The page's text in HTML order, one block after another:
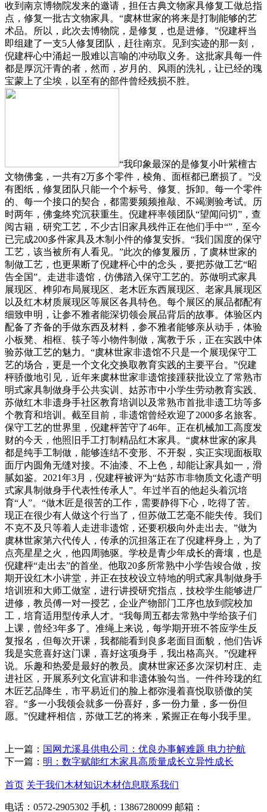
收到南京博物院发来的邀请，担任古典文物家具修复工做总指
点，修复一批古文物家具。“虞林世家的将来是打制能够的艺
术品。所以，此次去博物院，是修复，也是进修。”倪建枰当
即组建了一支5人修复团队，赶往南京。见到实迹的那一刻，
倪建枰心中涌起一股难以言喻的冲动取义务。这批家具每一件
都是厚沉汗青的者，然而，岁月的、风雨的洗礼，让已经的瑰
宝蒙上了尘埃，以至有的部件曾经残损不胜。
“我印象最深的是修复小叶紫檀古
文物佛龛，一共有2万多个零件，棱角、面框都已磨损了。”没
有图纸，修复团队只能一个个标号、修复、拆卸。每一个零件
的、每一个接口的契合，都需要频频推敲、不竭测验考试。历
时两年，佛龛终究沉获重生。倪建枰率领团队“望闻问切”，查
阅古籍，研究工艺，不少古旧家具残件正在他们手中“”，至今
已完成200多件家具及木制小件的修复安拆。“我们国度的保守
工艺，该当被所有人看见。”此次的修复履历，了虞林世家的
制做工艺，也更果断了倪建枰心中的念头，要把苏做工艺“昭
告全国”。走进非遗馆，仿佛踏入保守工艺的。苏做明式家具
展现区、榫卯布局展现区、老木匠东西展现区、老家具展现区
以及红木材质展现区等展区各具特色。每个展区的展品都配有
细致申明，让参不雅者能深切领会展品背后的故事。体验区内
配备了齐备的手做东西及材料，参不雅者能够亲从动手，体验
小板凳、相框、筷子等小物件制做，寓教于乐，正在实践中体
验苏做工艺的魅力。“虞林世家非遗馆不只是一个展现保守工
艺的场合，更是一个文化交换取教育实践的主要平台。”倪建
枰骄傲地引见，近年来虞林世家非遗馆接踵获批设立了常熟市
明式家具制做身手公共实训、姑苏市中小学生劳动教育实践、
苏做红木非遗身手社区教育培训以及常熟市首批非遗工坊等多
个教育和培训。截至目前，非遗馆曾经欢迎了2000多名旅客。
保守工艺的世界里，倪建枰苦守了46年。正在机械加工高度发
财的今天，他照旧手工打制精品红木家具。“虞林世家的家具
都是纯手工制做，能够连结不变形、不开裂，实正实现面板取
面厅内圆角无缝对接。不油漆、不上色，却能让家具如一，滑
腻如鉴。2021年3月，倪建枰被评为“姑苏市非物质文化遗产明
式家具制做身手代表性传承人”。年过半百的他起头着沉培
育“人”。“做木匠是很苦的工作，需要静得下心，吃得了苦。
现正在很少有人做这个行当了，但苏做工艺毫不能失传。我们
不克不及只等着人走进非遗馆，还要积极向外走出去。”做为
虞林世家第六代传人，传承的沉担落正在了倪建枰身上，为了
点亮星星之火，他四周驰驱。学校是青少年成长的膏壤，也是
倪建枰“走出去”的首坐。他取20多所常熟中小学告竣合做，按
期开设红木小讲堂，并正在技校设立特地的明式家具制做身手
培训班和大师工做室，进行讲授研究指点，技校学生能够进厂
进修，教员傅一对一授艺，企业产物部门工序也放到院校加
工，培育适用型传承人才。“我每周五都去常熟中学给孩子们
上课，曾经3年多了。准绳上来说，每学期开班不答应学生反
复报名，但每次开课，我都能看到良多老面目面貌，他们告诉
我是实意喜好这门课，喜好这项身手，我出格高兴。”倪建枰
说。乐趣和热爱是最好的教员。虞林世家还多次深切村庄、走
进社区，开展系列文化宣讲和非遗体验勾当。一件件玲珑的红
木匠艺品降生，市平易近们的脸上都弥漫着喜悦取骄傲的笑
容。“多一小我领会就多一份喜好，多一份力量，多一份但
愿。”倪建枰相信，苏做工艺的将来，紧握正在每小我手里。
上一篇： 国网尤溪县供电公司：优良办事解难题 电力护航
下一篇： 明：数字赋能红木家具高质量成长立异性成长
首页 关于我们木材知识木材信息联系我们
电话：0572-2905302 手机：13867280099 邮箱：